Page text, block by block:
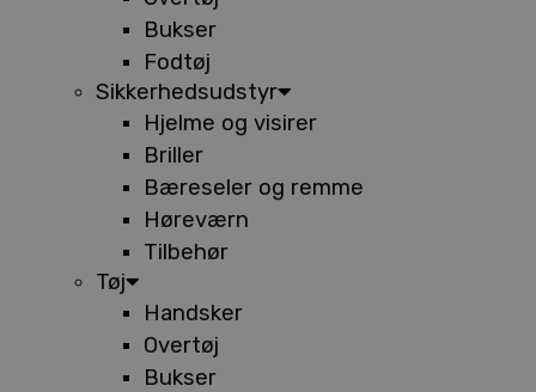
Bukser
Fodtøj
Sikkerhedsudstyr
Hjelme og visirer
Briller
Bæreseler og remme
Høreværn
Tilbehør
Tøj
Handsker
Overtøj
Bukser